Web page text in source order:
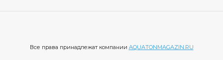
Все права принадлежат компании AQUATONMAGAZIN.RU